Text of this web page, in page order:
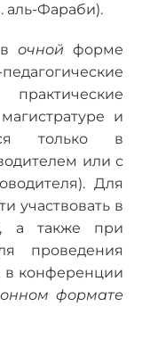
аль-Фараби).
очной форме
и
только в
или с
Для
участвовать в
а также при
проведения
в конференции
формате